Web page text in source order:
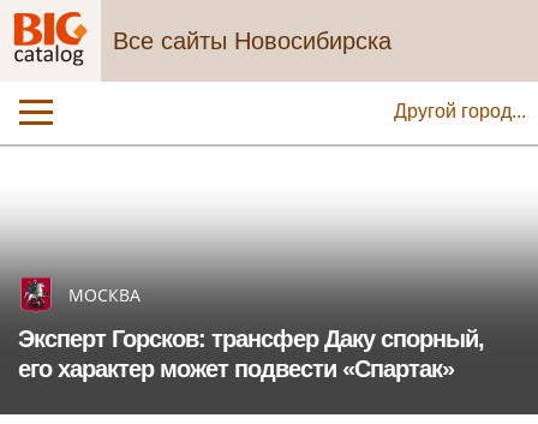
Все сайты Новосибирска
Другой город...
МОСКВА
Эксперт Горсков: трансфер Даку спорный,
его характер может подвести «Спартак»